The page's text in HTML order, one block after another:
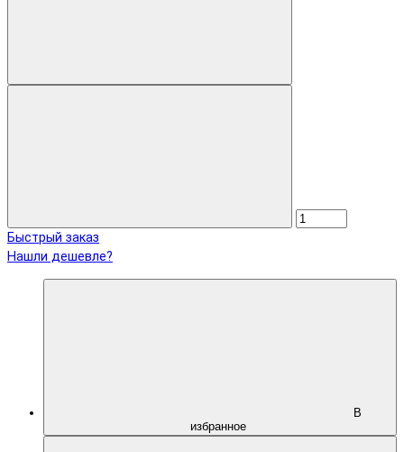
Быстрый заказ
Нашли дешевле?
В
избранное